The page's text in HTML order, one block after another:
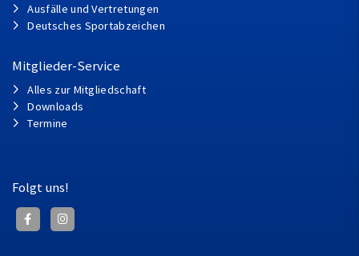
Ausfälle und Vertretungen
Deutsches Sportabzeichen
Mitglieder-Service
Alles zur Mitgliedschaft
Downloads
Termine
Folgt uns!